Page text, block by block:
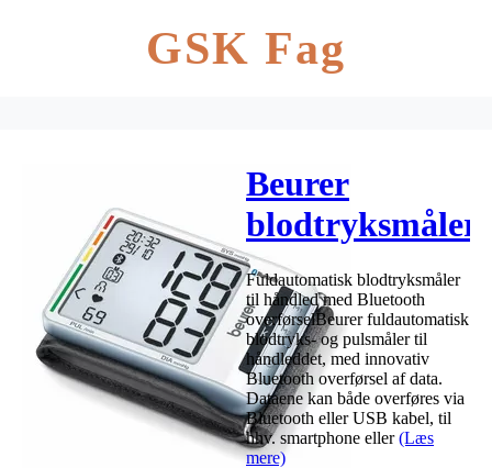
GSK Fag
Beurer
blodtryksmåler
til håndled,
BC85
Fuldautomatisk blodtryksmåler
til håndled med Bluetooth
overførselBeurer fuldautomatisk
blodtryks- og pulsmåler til
håndleddet, med innovativ
Bluetooth overførsel af data.
Dataene kan både overføres via
Bluetooth eller USB kabel, til
hhv. smartphone eller(Læs
mere)